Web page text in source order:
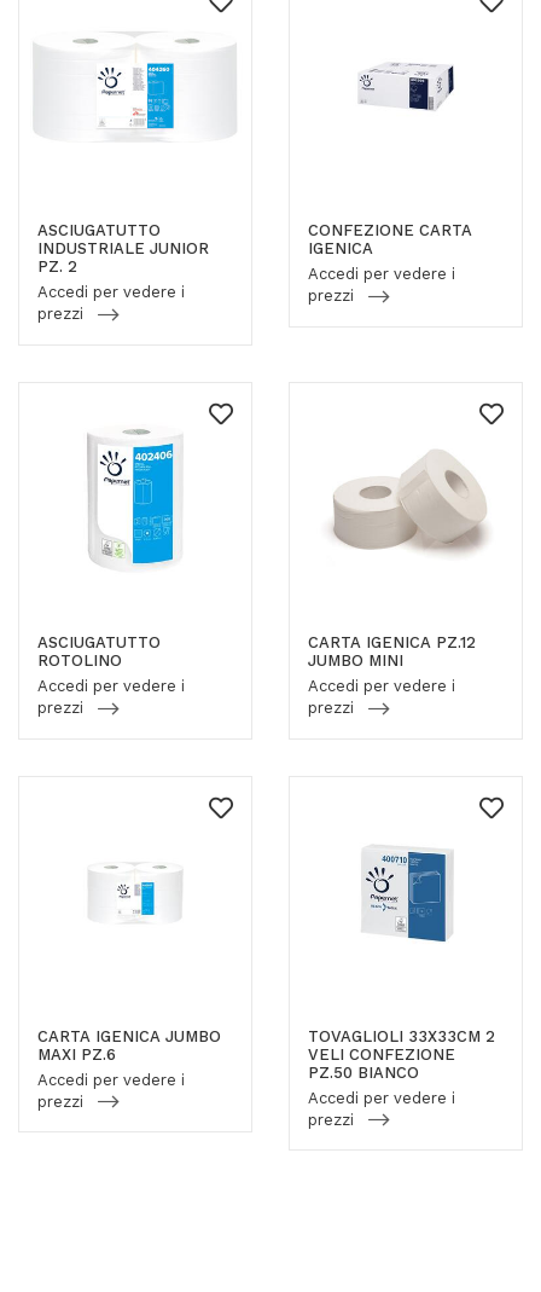
ASCIUGATUTTO
INDUSTRIALE JUNIOR
PZ. 2
Accedi per vedere i
prezzi
CONFEZIONE CARTA
IGENICA
Accedi per vedere i
prezzi
ASCIUGATUTTO
ROTOLINO
Accedi per vedere i
prezzi
CARTA IGENICA PZ.12
JUMBO MINI
Accedi per vedere i
prezzi
CARTA IGENICA JUMBO
MAXI PZ.6
Accedi per vedere i
prezzi
TOVAGLIOLI 33X33CM 2
VELI CONFEZIONE
PZ.50 BIANCO
Accedi per vedere i
prezzi